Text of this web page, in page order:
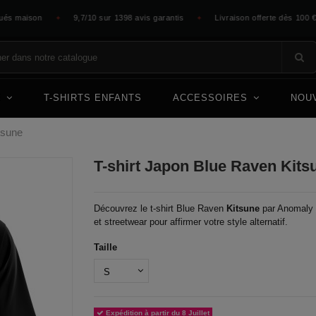
✦ 9,7/10 sur 1398 avis garantis ✦ Livraison offerte dès 100 € ✦
T-SHIRTS ENFANTS ACCESSOIRES
T-shirt Japon Blue Raven
Découvrez le t-shirt Blue Raven Kitsune par
et streetwear pour affirmer votre style alternatif.
Taille
Expédition à partir du 8 Juillet